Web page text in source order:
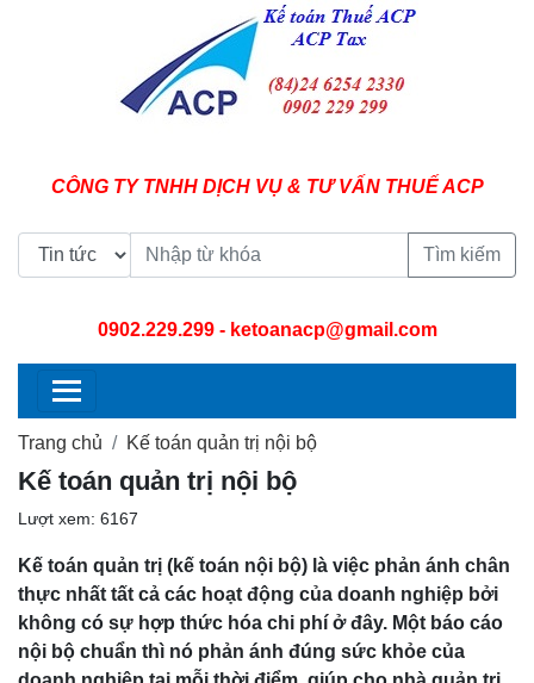
CÔNG TY TNHH DỊCH VỤ & TƯ VẤN THUẾ ACP
Tìm kiếm
0902.229.299- ketoanacp@gmail.com
Trang chủ Kế toán quản trị nội bộ
Kế toán quản trị nội bộ
Lượt xem: 6167
Kế toán quản trị (kế toán nội bộ) là việc phản ánh chân
thực nhất tất cả các hoạt động của doanh nghiệp bởi
không có sự hợp thức hóa chi phí ở đây. Một báo cáo
nội bộ chuẩn thì nó phản ánh đúng sức khỏe của